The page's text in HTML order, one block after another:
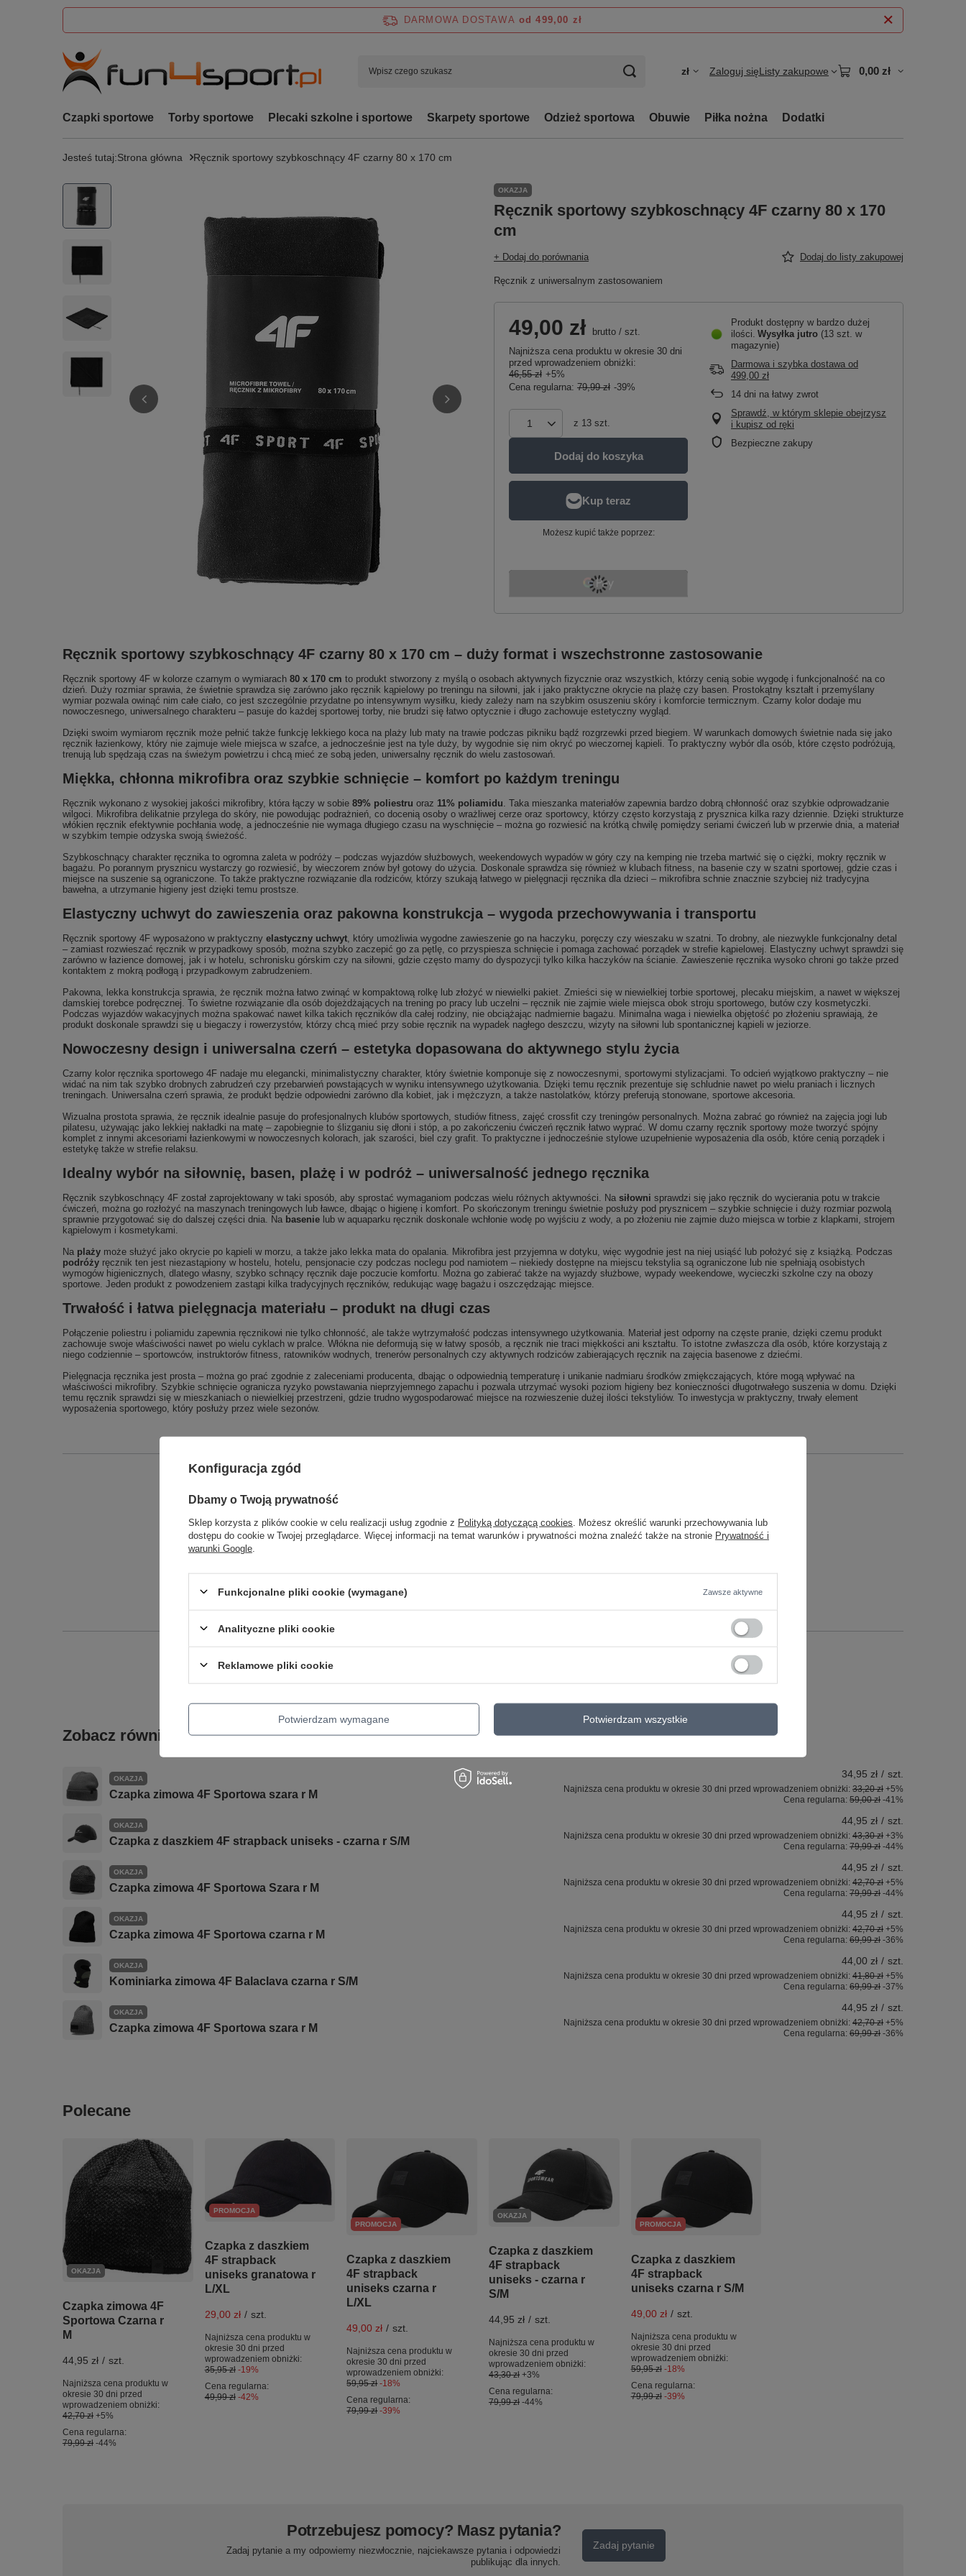
DARMOWA DOSTAWA od 499,00 zł
zł Zaloguj sięListy zakupowe 0,00 zł
Czapki sportowe Torby sportowe Plecaki szkolne i sportowe Skarpety sportowe Odzież sportowa Obuwie Piłka nożna Dodatki
Jesteś tutaj:Strona główna Ręcznik sportowy szybkoschnący 4F czarny 80 x 170 cm
OKAZJA
Ręcznik sportowy szybkoschnący 4F czarny 80 x 170
cm
+ Dodaj do porównania Dodaj do listy zakupowej
Ręcznik z uniwersalnym zastosowaniem
49,00 zł brutto / szt.
Najniższa cena produktu w okresie 30 dni
przed wprowadzeniem obniżki:
46,55 zł +5%
Cena regularna: 79,99 zł -39%
z 13 szt.
Dodaj do koszyka
Możesz kupić także poprzez:
Produkt dostępny w bardzo dużej
ilości Wysyłka jutro (13 szt. w
magazynie)
Darmowa i szybka dostawa od
499,00 zł
14 dni na łatwy zwrot
Sprawdź, w którym sklepie obejrzysz
i kupisz od ręki
Bezpieczne zakupy
Ręcznik sportowy szybkoschnący 4F czarny 80 x 170 cm – duży format i wszechstronne zastosowanie
Ręcznik sportowy 4F w kolorze czarnym o wymiarach 80 x 170 cm to produkt stworzony z myślą o osobach aktywnych fizycznie oraz wszystkich, którzy cenią sobie wygodę i funkcjonalność na co
dzień. Duży rozmiar sprawia, że świetnie sprawdza się zarówno jako ręcznik kąpielowy po treningu na siłowni, jak i jako praktyczne okrycie na plażę czy basen. Prostokątny kształt i przemyślany
wymiar pozwala owinąć nim całe ciało, co jest szczególnie przydatne po intensywnym wysiłku, kiedy zależy nam na szybkim osuszeniu skóry i komforcie termicznym. Czarny kolor dodaje mu
nowoczesnego, uniwersalnego charakteru – pasuje do każdej sportowej torby, nie brudzi się łatwo optycznie i długo zachowuje estetyczny wygląd.
Dzięki swoim wymiarom ręcznik może pełnić także funkcję lekkiego koca na plaży lub maty na trawie podczas pikniku bądź rozgrzewki przed biegiem. W warunkach domowych świetnie nada się jako
ręcznik łazienkowy, który nie zajmuje wiele miejsca w szafce, a jednocześnie jest na tyle duży, by wygodnie się nim okryć po wieczornej kąpieli. To praktyczny wybór dla osób, które często podróżują,
trenują lub spędzają czas na świeżym powietrzu i chcą mieć ze sobą jeden, uniwersalny ręcznik do wielu zastosowań.
Miękka, chłonna mikrofibra oraz szybkie schnięcie – komfort po każdym treningu
Ręcznik wykonano z wysokiej jakości mikrofibry, która łączy w sobie 89% poliestru oraz 11% poliamidu. Taka mieszanka materiałów zapewnia bardzo dobrą chłonność oraz szybkie odprowadzanie
wilgoci. Mikrofibra delikatnie przylega do skóry, nie powodując podrażnień, co docenią osoby o wrażliwej cerze oraz sportowcy, którzy często korzystają z prysznica kilka razy dziennie. Dzięki strukturze
włókien ręcznik efektywnie pochłania wodę, a jednocześnie nie wymaga długiego czasu na wyschnięcie – można go rozwiesić na krótką chwilę pomiędzy seriami ćwiczeń lub w przerwie dnia, a materiał
w szybkim tempie odzyska swoją świeżość.
Szybkoschnący charakter ręcznika to ogromna zaleta w podróży – podczas wyjazdów służbowych, weekendowych wypadów w góry czy na kemping nie trzeba martwić się o ciężki, mokry ręcznik w
bagażu. Po porannym prysznicu wystarczy go rozwiesić, by wieczorem znów był gotowy do użycia. Doskonale sprawdza się również w klubach fitness, na basenie czy w szatni sportowej, gdzie czas i
miejsce na suszenie są ograniczone. To także praktyczne rozwiązanie dla rodziców, którzy szukają łatwego w pielęgnacji ręcznika dla dzieci – mikrofibra schnie znacznie szybciej niż tradycyjna
bawełna, a utrzymanie higieny jest dzięki temu prostsze.
Elastyczny uchwyt do zawieszenia oraz pakowna konstrukcja – wygoda przechowywania i transportu
Ręcznik sportowy 4F wyposażono w praktyczny elastyczny uchwyt, który umożliwia wygodne zawieszenie go na haczyku, poręczy czy wieszaku w szatni. To drobny, ale niezwykle funkcjonalny detal
– zamiast rozwieszać ręcznik w przypadkowy sposób, można szybko zaczepić go za pętlę, co przyspiesza schnięcie i pomaga zachować porządek w strefie kąpielowej. Elastyczny uchwyt sprawdzi się
zarówno w łazience domowej, jak i w hotelu, schronisku górskim czy na siłowni, gdzie często mamy do dyspozycji tylko kilka haczyków na ścianie. Zawieszenie ręcznika wysoko chroni go także przed
kontaktem z mokrą podłogą i przypadkowym zabrudzeniem.
Pakowna, lekka konstrukcja sprawia, że ręcznik można łatwo zwinąć w kompaktową rolkę lub złożyć w niewielki pakiet. Zmieści się w niewielkiej torbie sportowej, plecaku miejskim, a nawet w większej
damskiej torebce podręcznej. To świetne rozwiązanie dla osób dojeżdżających na trening po pracy lub uczelni – ręcznik nie zajmie wiele miejsca obok stroju sportowego, butów czy kosmetyczki.
Podczas wyjazdów wakacyjnych można spakować nawet kilka takich ręczników dla całej rodziny, nie obciążając nadmiernie bagażu. Minimalna waga i niewielka objętość po złożeniu sprawiają, że
produkt doskonale sprawdzi się u biegaczy i rowerzystów, którzy chcą mieć przy sobie ręcznik na wypadek nagłego deszczu, wizyty na siłowni lub spontanicznej kąpieli w jeziorze.
Nowoczesny design i uniwersalna czerń – estetyka dopasowana do aktywnego stylu życia
Czarny kolor ręcznika sportowego 4F nadaje mu elegancki, minimalistyczny charakter, który świetnie komponuje się z nowoczesnymi, sportowymi stylizacjami. To odcień wyjątkowo praktyczny – nie
widać na nim tak szybko drobnych zabrudzeń czy przebarwień powstających w wyniku intensywnego użytkowania. Dzięki temu ręcznik prezentuje się schludnie nawet po wielu praniach i licznych
treningach. Uniwersalna czerń sprawia, że produkt będzie odpowiedni zarówno dla kobiet, jak i mężczyzn, a także nastolatków, którzy preferują stonowane, sportowe akcesoria.
Wizualna prostota sprawia, że ręcznik idealnie pasuje do profesjonalnych klubów sportowych, studiów fitness, zajęć crossfit czy treningów personalnych. Można zabrać go również na zajęcia jogi lub
pilatesu, używając jako lekkiej nakładki na matę – zapobiegnie to ślizganiu się dłoni i stóp, a po zakończeniu ćwiczeń ręcznik łatwo wyprać. W domu czarny ręcznik sportowy może tworzyć spójny
komplet z innymi akcesoriami łazienkowymi w nowoczesnych kolorach, jak szarości, biel czy grafit. To praktyczne i jednocześnie stylowe uzupełnienie wyposażenia dla osób, które cenią porządek i
estetykę także w strefie relaksu.
Idealny wybór na siłownię, basen, plażę i w podróż – uniwersalność jednego ręcznika
Ręcznik szybkoschnący 4F został zaprojektowany w taki sposób, aby sprostać wymaganiom podczas wielu różnych aktywności. Na siłowni sprawdzi się jako ręcznik do wycierania potu w trakcie
ćwiczeń, można go rozłożyć na maszynach treningowych lub ławce, dbając o higienę i komfort. Po skończonym treningu świetnie posłuży pod prysznicem – szybkie schnięcie i duży rozmiar pozwolą
sprawnie przygotować się do dalszej części dnia. Na basenie lub w aquaparku ręcznik doskonale wchłonie wodę po wyjściu z wody, a po złożeniu nie zajmie dużo miejsca w torbie z klapkami, strojem
kąpielowym i kosmetykami.
Na plaży może służyć jako okrycie po kąpieli w morzu, a także jako lekka mata do opalania. Mikrofibra jest przyjemna w dotyku, więc wygodnie jest na niej usiąść lub położyć się z książką. Podczas
podróży ręcznik ten jest niezastąpiony w hostelu, hotelu, pensjonacie czy podczas noclegu pod namiotem – niekiedy dostępne na miejscu tekstylia są ograniczone lub nie spełniają osobistych
wymogów higienicznych, dlatego własny, szybko schnący ręcznik daje poczucie komfortu. Można go zabierać także na wyjazdy służbowe, wypady weekendowe, wycieczki szkolne czy na obozy
sportowe. Jeden produkt z powodzeniem zastąpi kilka tradycyjnych ręczników, redukując wagę bagażu i oszczędzając miejsce.
Trwałość i łatwa pielęgnacja materiału – produkt na długi czas
Połączenie poliestru i poliamidu zapewnia ręcznikowi nie tylko chłonność, ale także wytrzymałość podczas intensywnego użytkowania. Materiał jest odporny na częste pranie, dzięki czemu produkt
zachowuje swoje właściwości nawet po wielu cyklach w pralce. Włókna nie deformują się w łatwy sposób, a ręcznik nie traci miękkości ani kształtu. To istotne zwłaszcza dla osób, które korzystają z
niego codziennie – sportowców, instruktorów fitness, ratowników wodnych, trenerów personalnych czy aktywnych rodziców zabierających ręcznik na zajęcia basenowe z dziećmi.
Pielęgnacja ręcznika jest prosta – można go prać zgodnie z zaleceniami producenta, dbając o odpowiednią temperaturę i unikanie nadmiaru środków zmiękczających, które mogą wpływać na
właściwości mikrofibry. Szybkie schnięcie ogranicza ryzyko powstawania nieprzyjemnego zapachu i pozwala utrzymać wysoki poziom higieny bez konieczności długotrwałego suszenia w domu. Dzięki
temu ręcznik sprawdzi się w mieszkaniach o niewielkiej przestrzeni, gdzie trudno wygospodarować miejsce na rozwieszenie dużej ilości tekstyliów. To inwestycja w praktyczny, trwały element
wyposażenia sportowego, który posłuży przez wiele sezonów.
Podmiot odpowiedzialny za ten produkt na terenie UE
Symbol 4FWSS25ATOWU054-20S 80 x 170 cm
Gwarancja 24 miesiące gwarancji na produkt!
Zobacz również
OKAZJA
Czapka zimowa 4F Sportowa szara r M
34,95 zł / szt.
Najniższa cena produktu w okresie 30 dni przed wprowadzeniem obniżki: 33,20 zł +5%
Cena regularna: 59,00 zł -41%
OKAZJA
Czapka z daszkiem 4F strapback uniseks - czarna r S/M
44,95 zł / szt.
Najniższa cena produktu w okresie 30 dni przed wprowadzeniem obniżki: 43,30 zł +3%
Cena regularna: 79,99 zł -44%
OKAZJA
Czapka zimowa 4F Sportowa Szara r M
44,95 zł / szt.
Najniższa cena produktu w okresie 30 dni przed wprowadzeniem obniżki: 42,70 zł +5%
Cena regularna: 79,99 zł -44%
OKAZJA
Czapka zimowa 4F Sportowa czarna r M
44,95 zł / szt.
Najniższa cena produktu w okresie 30 dni przed wprowadzeniem obniżki: 42,70 zł +5%
Cena regularna: 69,99 zł -36%
OKAZJA
Kominiarka zimowa 4F Balaclava czarna r S/M
44,00 zł / szt.
Najniższa cena produktu w okresie 30 dni przed wprowadzeniem obniżki: 41,80 zł +5%
Cena regularna: 69,99 zł -37%
OKAZJA
Czapka zimowa 4F Sportowa szara r M
44,95 zł / szt.
Najniższa cena produktu w okresie 30 dni przed wprowadzeniem obniżki: 42,70 zł +5%
Cena regularna: 69,99 zł -36%
Polecane
OKAZJA
Czapka zimowa 4F
Sportowa Czarna r
M
44,95 zł / szt.
Najniższa cena produktu w
okresie 30 dni przed
wprowadzeniem obniżki:
42,70 zł +5%
Cena regularna:
79,99 zł -44%
PROMOCJA
Czapka z daszkiem
4F strapback
uniseks granatowa r
L/XL
29,00 zł / szt.
Najniższa cena produktu w
okresie 30 dni przed
wprowadzeniem obniżki:
35,95 zł -19%
Cena regularna:
49,99 zł -42%
PROMOCJA
Czapka z daszkiem
4F strapback
uniseks czarna r
L/XL
49,00 zł / szt.
Najniższa cena produktu w
okresie 30 dni przed
wprowadzeniem obniżki:
59,95 zł -18%
Cena regularna:
79,99 zł -39%
OKAZJA
Czapka z daszkiem
4F strapback
uniseks - czarna r
S/M
44,95 zł / szt.
Najniższa cena produktu w
okresie 30 dni przed
wprowadzeniem obniżki:
43,30 zł +3%
Cena regularna:
79,99 zł -44%
PROMOCJA
Czapka z daszkiem
4F strapback
uniseks czarna r S/M
49,00 zł / szt.
Najniższa cena produktu w
okresie 30 dni przed
wprowadzeniem obniżki:
59,95 zł -18%
Cena regularna:
79,99 zł -39%
Potrzebujesz pomocy? Masz pytania?
Zadaj pytanie a my odpowiemy niezwłocznie, najciekawsze pytania i odpowiedzi
publikując dla innych.
Zadaj pytanie
Konfiguracja zgód
Dbamy o Twoją prywatność
Sklep korzysta z plików cookie w celu realizacji usług zgodnie z Polityką dotyczącą cookies . Możesz określić warunki przechowywania lub
dostępu do cookie w Twojej przeglądarce. Więcej informacji na temat warunków i prywatności można znaleźć także na stronie Prywatność i
warunki Google
Funkcjonalne pliki cookie (wymagane) Zawsze aktywne
Analityczne pliki cookie
Reklamowe pliki cookie
Potwierdzam wymagane Potwierdzam wszystkie